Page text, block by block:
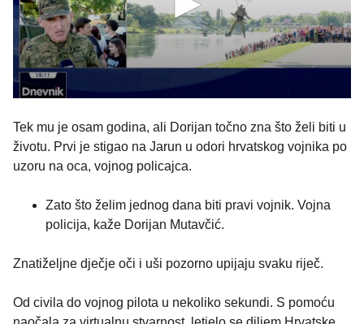
Tek mu je osam godina, ali Dorijan točno zna što želi biti u
životu. Prvi je stigao na Jarun u odori hrvatskog vojnika po
uzoru na oca, vojnog policajca.
Zato što želim jednog dana biti pravi vojnik. Vojna
policija, kaže Dorijan Mutavčić.
Znatiželjne dječje oči i uši pozorno upijaju svaku riječ.
Od civila do vojnog pilota u nekoliko sekundi. S pomoću